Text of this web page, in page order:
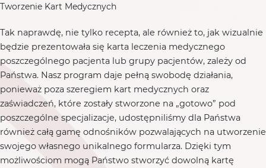
Tworzenie Kart Medycznych
Tak naprawdę, nie tylko recepta, ale również to, jak wizualnie
będzie prezentowała się karta leczenia medycznego
poszczególnego pacjenta lub grupy pacjentów, zależy od
Państwa. Nasz program daje pełną swobodę działania,
ponieważ poza szeregiem kart medycznych oraz
zaświadczeń, które zostały stworzone na „gotowo” pod
poszczególne specjalizacje, udostępniliśmy dla Państwa
również całą gamę odnośników pozwalających na utworzenie
swojego własnego unikalnego formularza. Dzięki tym
możliwościom mogą Państwo stworzyć dowolną kartę